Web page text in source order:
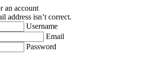
an account
address isn’t correct.
Username
Email
Password